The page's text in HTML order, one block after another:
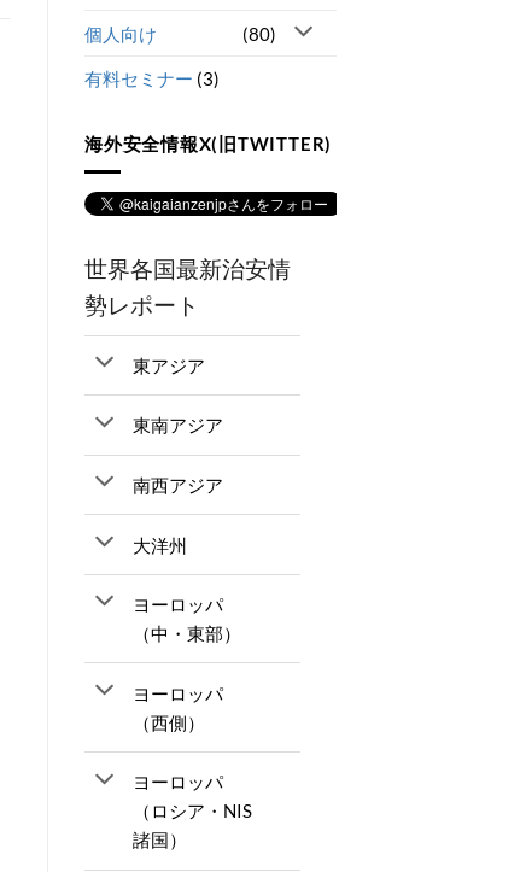
個人向け (80)
有料セミナー (3)
海外安全情報X(旧TWITTER)
世界各国最新治安情
勢レポート
東アジア
東南アジア
南西アジア
大洋州
ヨーロッパ
（中・東部）
ヨーロッパ
（西側）
ヨーロッパ
（ロシア・NIS
諸国）